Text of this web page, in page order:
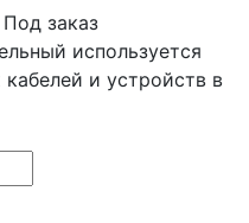
Под заказ
используется
и устройств в